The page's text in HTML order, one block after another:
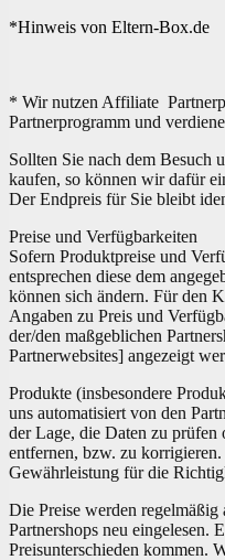
*Hinweis von Eltern-Box.de
* Wir nutzen Affiliate
Partnerprogramm und
Sollten Sie nach dem Besuch
kaufen, so können wir dafür
Der Endpreis für Sie bleibt
Preise und Verfügbarkeiten
Sofern Produktpreise und
entsprechen diese dem
können sich ändern. Für den
Angaben zu Preis und
der/den maßgeblichen
Partnerwebsites] angezeigt
Produkte (insbesondere
uns automatisiert von den
der Lage, die Daten zu prüfen
entfernen, bzw. zu
Gewährleistung für die
Die Preise werden regelmäßig
Partnershops neu eingelesen.
Preisunterschieden kommen.